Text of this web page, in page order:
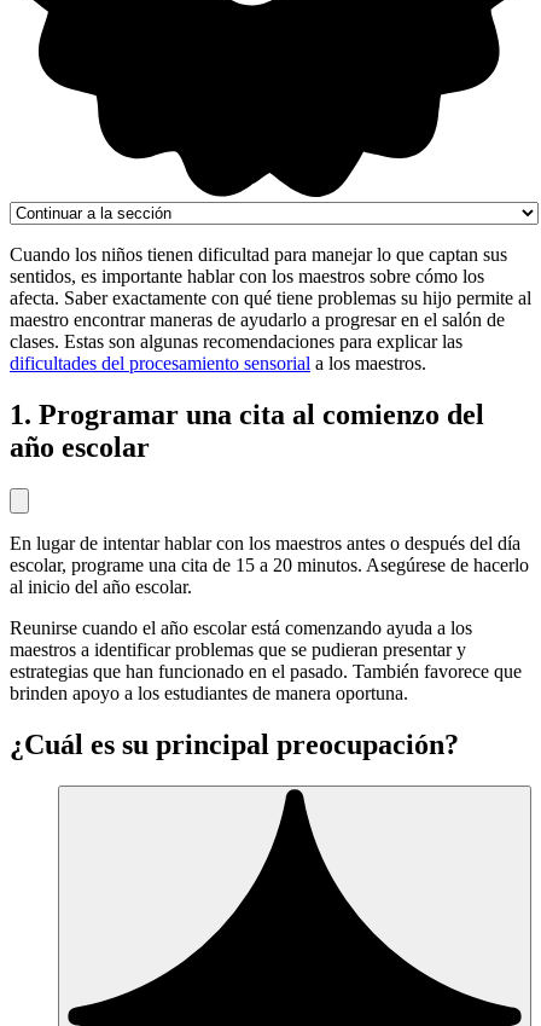
Cuando los niños tienen dificultad para manejar lo que captan sus
sentidos, es importante hablar con los maestros sobre cómo los
afecta. Saber exactamente con qué tiene problemas su hijo permite al
maestro encontrar maneras de ayudarlo a progresar en el salón de
clases. Estas son algunas recomendaciones para explicar las
dificultades del procesamiento sensorial a los maestros.
1. Programar una cita al comienzo del
año escolar
En lugar de intentar hablar con los maestros antes o después del día
escolar, programe una cita de 15 a 20 minutos. Asegúrese de hacerlo
al inicio del año escolar.
Reunirse cuando el año escolar está comenzando ayuda a los
maestros a identificar problemas que se pudieran presentar y
estrategias que han funcionado en el pasado. También favorece que
brinden apoyo a los estudiantes de manera oportuna.
¿Cuál es su principal preocupación?